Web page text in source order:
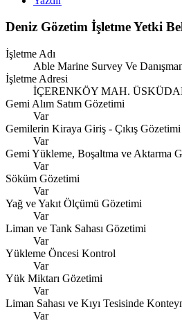
Deniz Gözetim İşletme Yetki
İşletme Adı
Able Marine Survey Ve
İşletme Adresi
İÇERENKÖY MAH.
Gemi Alım Satım Gözetimi
Var
Gemilerin Kiraya Giriş - Çıkış Gözetimi
Var
Gemi Yükleme, Boşaltma ve Aktarma
Var
Söküm Gözetimi
Var
Yağ ve Yakıt Ölçümü Gözetimi
Var
Liman ve Tank Sahası Gözetimi
Var
Yükleme Öncesi Kontrol
Var
Yük Miktarı Gözetimi
Var
Liman Sahası ve Kıyı Tesisinde
Var